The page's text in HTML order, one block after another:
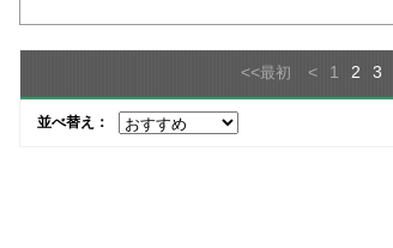
<<最初 < 1 2 3
並べ替え：